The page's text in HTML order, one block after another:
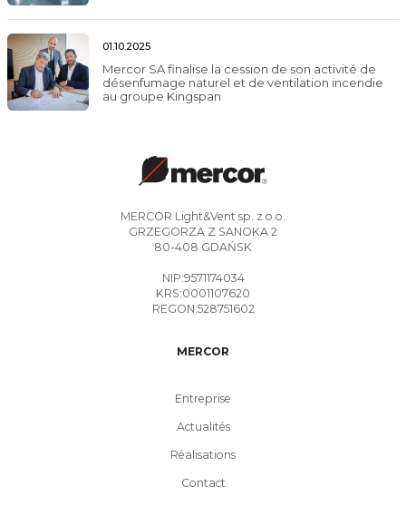
01.10.2025
Mercor SA finalise la cession de son activité de
désenfumage naturel et de ventilation incendie
au groupe Kingspan
MERCOR Light&Vent sp. z o.o.
GRZEGORZA Z SANOKA 2
80-408 GDAŃSK
NIP:9571174034
KRS:0001107620
REGON:528751602
MERCOR
Entreprise
Actualités
Réalisations
Contact